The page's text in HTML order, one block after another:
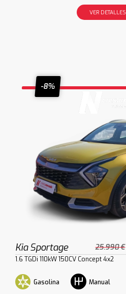
VER DETALLES
-8%
Kia Sportage 25.990 €
1.6 TGDi 110kW 150CV Concept 4x2
Gasolina Manual